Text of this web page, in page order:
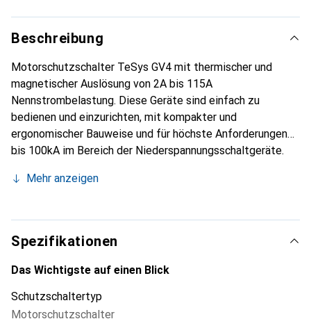
Beschreibung
Motorschutzschalter TeSys GV4 mit thermischer und
magnetischer Auslösung von 2A bis 115A
Nennstrombelastung. Diese Geräte sind einfach zu
bedienen und einzurichten, mit kompakter und
ergonomischer Bauweise und für höchste Anforderungen
bis 100kA im Bereich der Niederspannungsschaltgeräte.
Bedienung und der wartungsfreien EverLink
Mehr anzeigen
Spezifikationen
Das Wichtigste auf einen Blick
Schutzschaltertyp
Motorschutzschalter